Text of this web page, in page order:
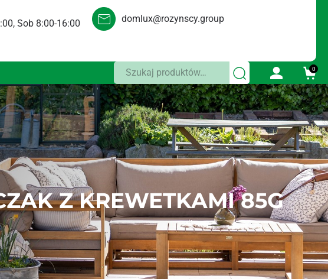
Sob 8:00-16:00 domlux@rozynscy.group
Szukaj: 0
Z KREWETKAMI 85G